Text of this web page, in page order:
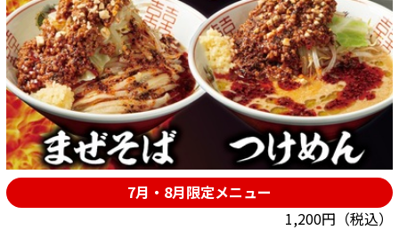
7月・8月限定メニュー
1,200円（税込）